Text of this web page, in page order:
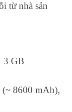
từ nhà sản
3 GB
(~ 8600 mAh),